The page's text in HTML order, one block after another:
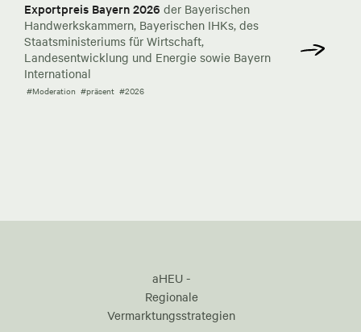
Exportpreis Bayern 2026 der Bayerischen
Handwerkskammern, Bayerischen IHKs, des
Staatsministeriums für Wirtschaft,
Landesentwicklung und Energie sowie Bayern
International
#Moderation #präsent #2026
aHEU -
Regionale
Vermarktungsstrategien